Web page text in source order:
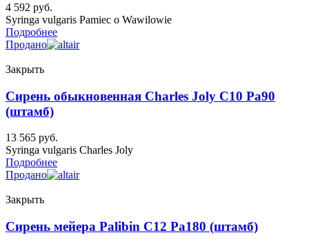
4 592 руб.
Syringa vulgaris Pamiec o Wawilowie
Подробнее
Продано
Закрыть
Сирень обыкновенная Charles Joly C10 Pa90
(штамб)
13 565 руб.
Syringa vulgaris Charles Joly
Подробнее
Продано
Закрыть
Сирень мейера Palibin C12 Pa180 (штамб)